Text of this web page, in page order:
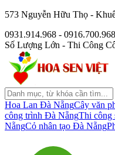
573 Nguyễn Hữu Thọ -
0931.914.968 -
Số Lượng Lớn - Thi Công
Hoa Lan Đà NẵngCây văn
công trình Đà NẵngThi công
NẵngCỏ nhân tạo Đà Nẵng